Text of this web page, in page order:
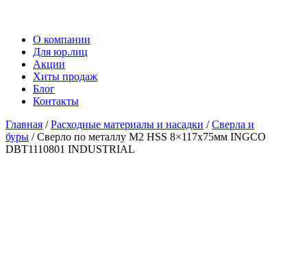
О компании
Для юр.лиц
Акции
Хиты продаж
Блог
Контакты
Главная /Расходные материалы и насадки /Сверла и
буры / Сверло по металлу М2 HSS 8×117х75мм INGCO
DBT1110801 INDUSTRIAL